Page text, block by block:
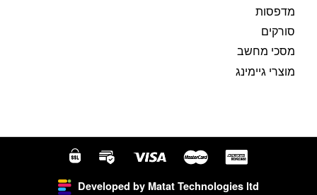
מדפסות
סורקים
מסכי מחשב
מוצרי גיימינג
Developed by Matat Technologies ltd